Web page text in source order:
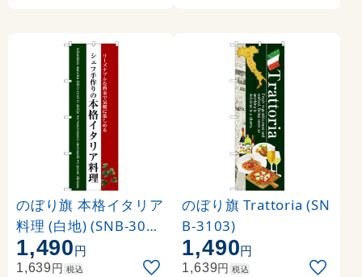
のぼり旗 本格イタリア
料理 (白地) (SNB-3087
)
1,490円
1,639円 税込
のぼり旗 Trattoria (SN
B-3103)
1,490円
1,639円 税込